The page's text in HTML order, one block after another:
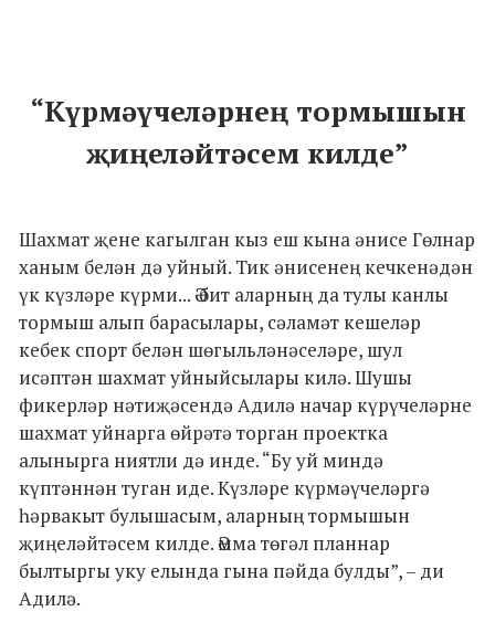
“Күрмәүчеләрнең тормышын
җиңеләйтәсем килде”
Шахмат җене кагылган кыз еш кына әнисе Гөлнар
ханым белән дә уйный. Тик әнисенең кечкенәдән
үк күзләре күрми... Ә бит аларның да тулы канлы
тормыш алып барасылары, сәламәт кешеләр
кебек спорт белән шөгыльләнәселәре, шул
исәптән шахмат уйныйсылары килә. Шушы
фикерләр нәтиҗәсендә Адилә начар күрүчеләрне
шахмат уйнарга өйрәтә торган проектка
алынырга ниятли дә инде. “Бу уй миндә
күптәннән туган иде. Күзләре күрмәүчеләргә
һәрвакыт булышасым, аларның тормышын
җиңеләйтәсем килде. Әмма төгәл планнар
былтыргы уку елында гына пәйда булды”, – ди
Адилә.